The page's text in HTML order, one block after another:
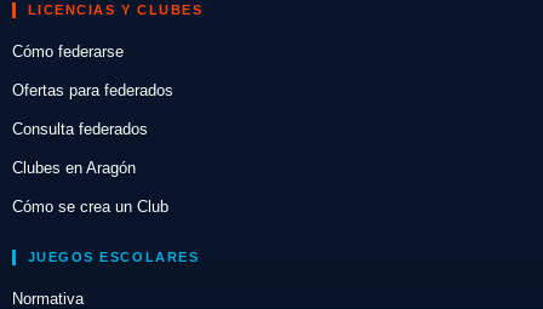
LICENCIAS Y CLUBES
Cómo federarse
Ofertas para federados
Consulta federados
Clubes en Aragón
Cómo se crea un Club
JUEGOS ESCOLARES
Normativa